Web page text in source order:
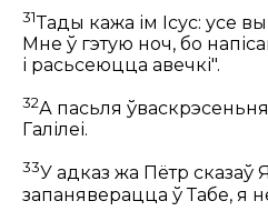
31Тады кажа ім Ісус: усе
Мне ў гэтую ноч, бо
і расьсеюцца авечкі".
32А пасьля
Галілеі.
33У адказ жа Пётр сказаў
запаняверацца ў Табе, я